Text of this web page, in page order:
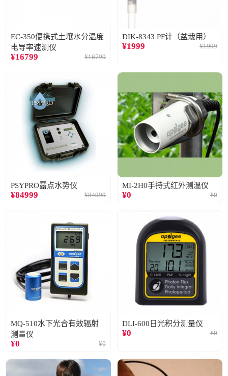
EC-350便携式土壤水分温度
电导率速测仪
¥16799 ¥16799
DIK-8343 PF计（盆栽用）
¥1999 ¥1999
PSYPRO露点水势仪
¥84999 ¥84999
MI-2H0手持式红外测温仪
¥0 ¥0
MQ-510水下光合有效辐射
测量仪
¥0 ¥0
DLI-600日光积分测量仪
¥0 ¥0